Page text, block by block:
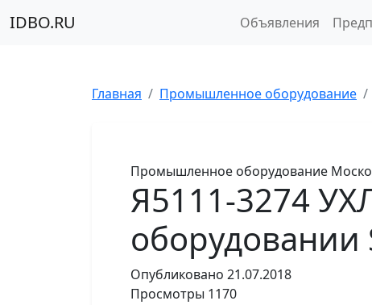
IDBO.RU Объявления
Главная Промышленное оборудование
Промышленное оборудование
Я5111-3274
оборудовании
Опубликовано 21.07.2018
Просмотры 1170